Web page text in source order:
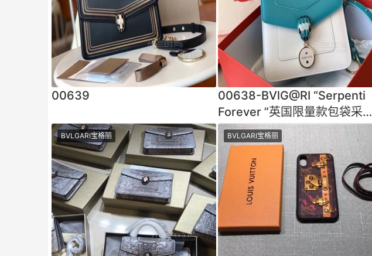
00639
00638-BVlG@RI “Serpenti
Forever ”英国限量款包袋采用
意大利进口小牛皮制成饰
BVLGARI宝格丽 BVLGARI宝格丽